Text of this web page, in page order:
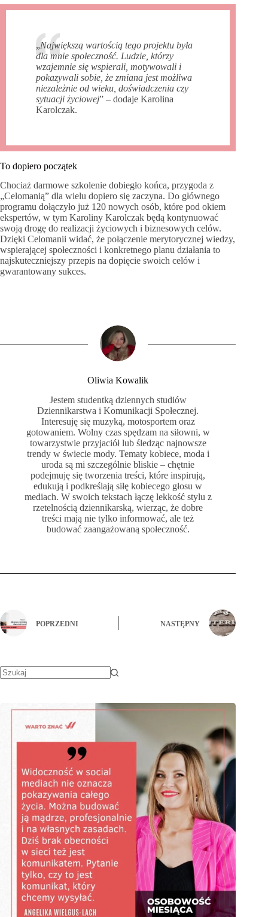
„Największą wartością tego projektu była
dla mnie społeczność. Ludzie, którzy
wzajemnie się wspierali, motywowali i
pokazywali sobie, że zmiana jest możliwa
niezależnie od wieku, doświadczenia czy
sytuacji życiowej” – dodaje Karolina
Karolczak.
To dopiero początek
Chociaż darmowe szkolenie dobiegło końca, przygoda z
„Celomanią” dla wielu dopiero się zaczyna. Do głównego
programu dołączyło już 120 nowych osób, które pod okiem
ekspertów, w tym Karoliny Karolczak będą kontynuować
swoją drogę do realizacji życiowych i biznesowych celów.
Dzięki Celomanii widać, że połączenie merytorycznej wiedzy,
wspierającej społeczności i konkretnego planu działania to
najskuteczniejszy przepis na dopięcie swoich celów i
gwarantowany sukces.
Oliwia Kowalik
Jestem studentką dziennych studiów
Dziennikarstwa i Komunikacji Społecznej.
Interesuję się muzyką, motosportem oraz
gotowaniem. Wolny czas spędzam na siłowni, w
towarzystwie przyjaciół lub śledząc najnowsze
trendy w świecie mody. Tematy kobiece, moda i
uroda są mi szczególnie bliskie – chętnie
podejmuję się tworzenia treści, które inspirują,
edukują i podkreślają siłę kobiecego głosu w
mediach. W swoich tekstach łączę lekkość stylu z
rzetelnością dziennikarską, wierząc, że dobre
treści mają nie tylko informować, ale też
budować zaangażowaną społeczność.
POPRZEDNI NASTĘPNY